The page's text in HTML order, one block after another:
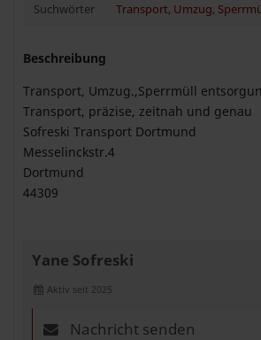
Suchwörter Transport, Umzug,
Beschreibung
Transport, Umzug.,Sperrmüll
Transport, präzise, ​​zeitnah und genau
Sofreski Transport Dortmund
Messelinckstr.4
Dortmund
44309
Yane Sofreski
Aktiv seit 2025
Nachricht senden